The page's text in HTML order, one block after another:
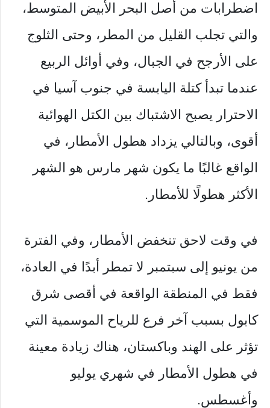
اضطرابات من أصل البحر الأبيض المتوسط،
والتي تجلب القليل من المطر، وحتى الثلوج
على الأرجح في الجبال، وفي أوائل الربيع
عندما تبدأ كتلة اليابسة في جنوب آسيا في
الاحترار يصبح الاشتباك بين الكتل الهوائية
أقوى، وبالتالي يزداد هطول الأمطار، في
الواقع غالبًا ما يكون شهر مارس هو الشهر
الأكثر هطولًا للأمطار.
في وقت لاحق تنخفض الأمطار، وفي الفترة
من يونيو إلى سبتمبر لا تمطر أبدًا في العادة،
فقط في المنطقة الواقعة في أقصى شرق
كابول بسبب آخر فرع للرياح الموسمية التي
تؤثر على الهند وباكستان، هناك زيادة معينة
في هطول الأمطار في شهري يوليو
وأغسطس.